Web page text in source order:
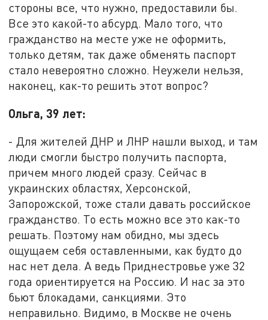
стороны все, что нужно, предоставили бы.
Все это какой-то абсурд. Мало того, что
гражданство на месте уже не оформить,
только детям, так даже обменять паспорт
стало невероятно сложно. Неужели нельзя,
наконец, как-то решить этот вопрос?
Ольга, 39 лет:
- Для жителей ДНР и ЛНР нашли выход, и там
люди смогли быстро получить паспорта,
причем много людей сразу. Сейчас в
украинских областях, Херсонской,
Запорожской, тоже стали давать российское
гражданство. То есть можно все это как-то
решать. Поэтому нам обидно, мы здесь
ощущаем себя оставленными, как будто до
нас нет дела. А ведь Приднестровье уже 32
года ориентируется на Россию. И нас за это
бьют блокадами, санкциями. Это
неправильно. Видимо, в Москве не очень